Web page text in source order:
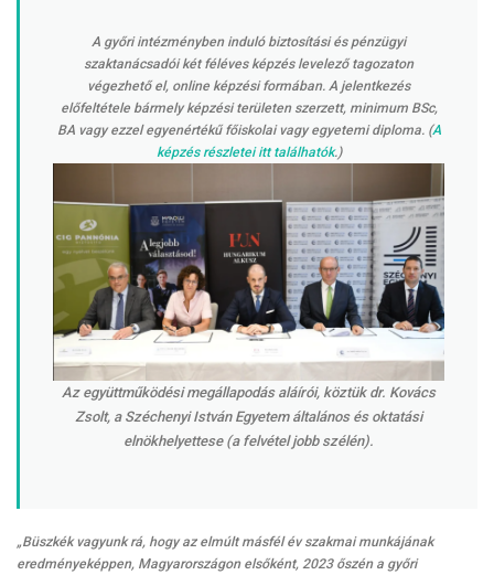
A győri intézményben induló biztosítási és pénzügyi
szaktanácsadói két féléves képzés levelező tagozaton
végezhető el, online képzési formában. A jelentkezés
előfeltétele bármely képzési területen szerzett, minimum BSc,
BA vagy ezzel egyenértékű főiskolai vagy egyetemi diploma. (A
képzés részletei itt találhatók.)
Az együttműködési megállapodás aláírói, köztük dr. Kovács
Zsolt, a Széchenyi István Egyetem általános és oktatási
elnökhelyettese (a felvétel jobb szélén).
„Büszkék vagyunk rá, hogy az elmúlt másfél év szakmai munkájának
eredményeképpen, Magyarországon elsőként, 2023 őszén a győri